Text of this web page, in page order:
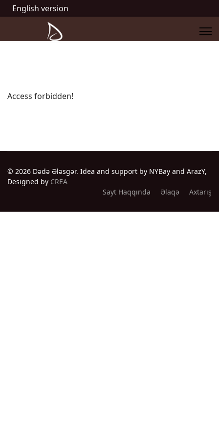
English version
Access forbidden!
© 2026 Dədə Ələsgər. Idea and support by NYBay and ArazY,
Designed by CREA
Sayt Haqqında
Əlaqə Axtarış